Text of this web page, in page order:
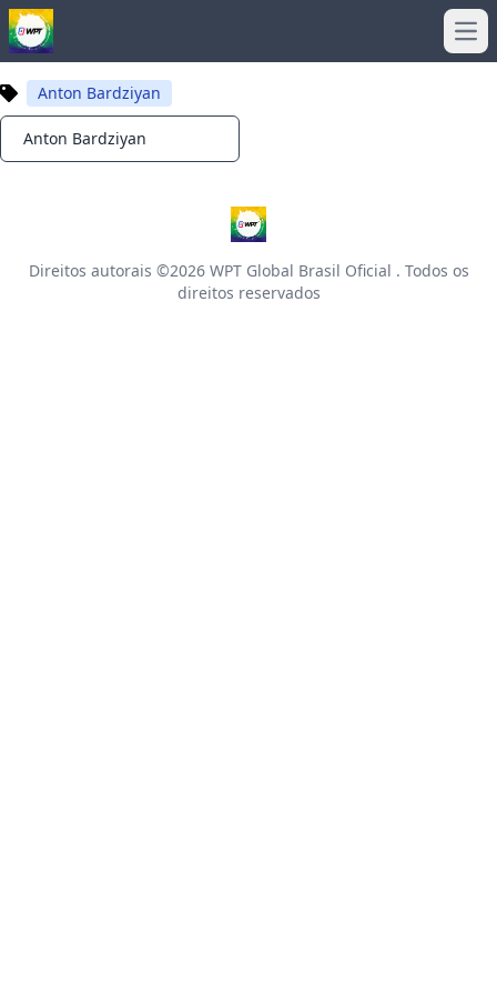
Anton Bardziyan
Notifications
Anton Bardziyan
Direitos autorais ©2026WPT Global Brasil Oficial . Todos os
direitos reservados